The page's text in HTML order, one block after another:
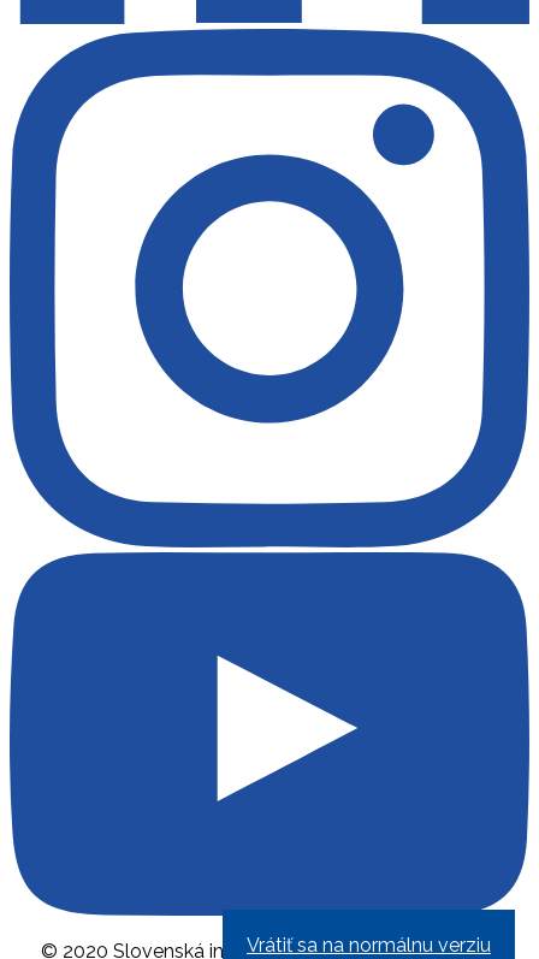
Vrátiť sa na normálnu verziu
© 2020 Slovenská inovačná a energetická agentúra